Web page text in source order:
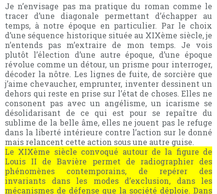
Je n’envisage pas ma pratique du roman comme le
tracer d’une diagonale permettant d’échapper au
temps, à notre époque en particulier. Par le choix
d’une séquence historique située au XIXème siècle, je
n’entends pas m’extraire de mon temps. Je vois
plutôt l’élection d’une autre époque, d’une époque
révolue comme un détour, un prisme pour interroger,
décoder la nôtre. Les lignes de fuite, de sorcière que
j’aime chevaucher, emprunter, inventer dessinent un
dehors qui reste en prise sur l’état de choses. Elles ne
consonent pas avec un angélisme, un icarisme se
désolidarisant de ce qui est pour se repaître du
sublime de la belle âme, elles ne jouent pas le refuge
dans la liberté intérieure contre l’action sur le donné
mais relancent cette action sous une autre guise.
Le XIXème siècle convoqué autour de la figure de
Louis II de Bavière permet de radiographier des
phénomènes contemporains, de repérer des
invariants dans les modes d’exclusion, dans les
mécanismes de défense que la société déploie. Dans